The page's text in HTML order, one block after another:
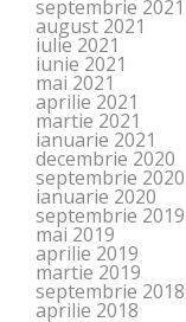
septembrie 2021
august 2021
iulie 2021
iunie 2021
mai 2021
aprilie 2021
martie 2021
ianuarie 2021
decembrie 2020
septembrie 2020
ianuarie 2020
septembrie 2019
mai 2019
aprilie 2019
martie 2019
septembrie 2018
aprilie 2018